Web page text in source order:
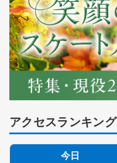
アクセスランキング
今日